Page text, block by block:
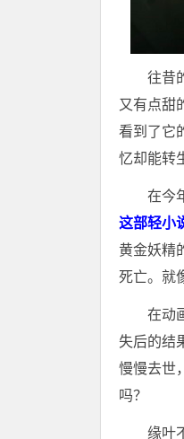
往昔
又有点甜
看到了它
忆却能转
在今
这部轻小
黄金妖精
死亡。就
在动
失后的结
慢慢去世
吗？
缘叶